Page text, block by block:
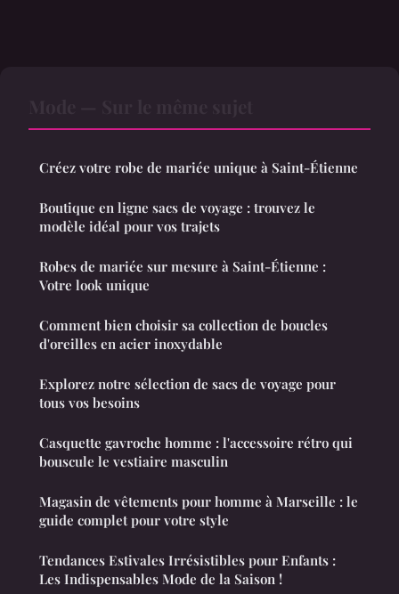
Créez votre robe de mariée unique à Saint-Étienne
Boutique en ligne sacs de voyage : trouvez le
modèle idéal pour vos trajets
Robes de mariée sur mesure à Saint-Étienne :
Votre look unique
Comment bien choisir sa collection de boucles
d'oreilles en acier inoxydable
Explorez notre sélection de sacs de voyage pour
tous vos besoins
Casquette gavroche homme : l'accessoire rétro qui
bouscule le vestiaire masculin
Magasin de vêtements pour homme à Marseille : le
guide complet pour votre style
Tendances Estivales Irrésistibles pour Enfants :
Les Indispensables Mode de la Saison !